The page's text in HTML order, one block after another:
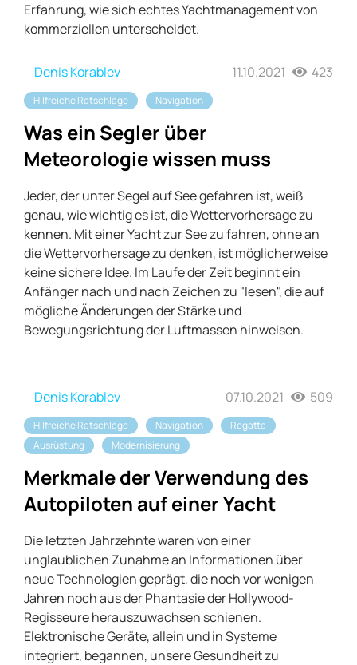
Erfahrung, wie sich echtes Yachtmanagement von
kommerziellen unterscheidet.
Denis Korablev 11.10.2021 423
Hilfreiche Ratschläge Navigation
Was ein Segler über
Meteorologie wissen muss
Jeder, der unter Segel auf See gefahren ist, weiß
genau, wie wichtig es ist, die Wettervorhersage zu
kennen. Mit einer Yacht zur See zu fahren, ohne an
die Wettervorhersage zu denken, ist möglicherweise
keine sichere Idee. Im Laufe der Zeit beginnt ein
Anfänger nach und nach Zeichen zu "lesen", die auf
mögliche Änderungen der Stärke und
Bewegungsrichtung der Luftmassen hinweisen.
Denis Korablev 07.10.2021 509
Hilfreiche Ratschläge Navigation
Regatta
Ausrüstung
Modernisierung
Merkmale der Verwendung des
Autopiloten auf einer Yacht
Die letzten Jahrzehnte waren von einer
unglaublichen Zunahme an Informationen über
neue Technologien geprägt, die noch vor wenigen
Jahren noch aus der Phantasie der Hollywood-
Regisseure herauszuwachsen schienen.
Elektronische Geräte, allein und in Systeme
integriert, begannen, unsere Gesundheit zu